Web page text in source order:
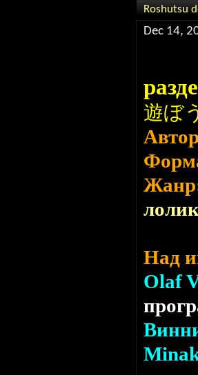
Roshutsu
Dec 14,
遊ぼ
Над
Olaf